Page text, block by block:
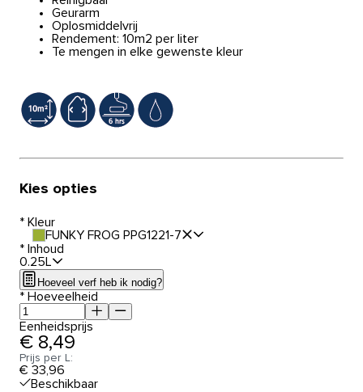
Geurarm
Oplosmiddelvrij
Rendement: 10m2 per liter
Te mengen in elke gewenste kleur
Kies opties
* Kleur
FUNKY FROG PPG1221-7
* Inhoud
0.25L
Hoeveel verf heb ik nodig?
* Hoeveelheid
Eenheidsprijs
€ 8,49
Prijs per L:
€ 33,96
Beschikbaar